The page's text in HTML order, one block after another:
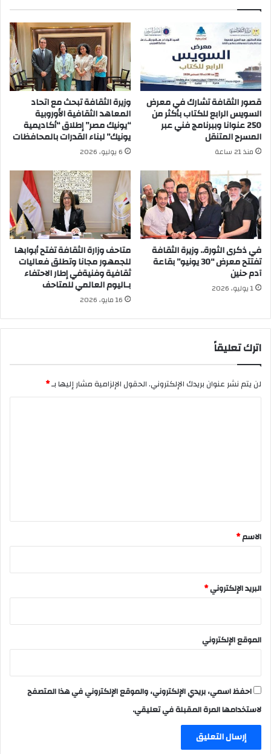
قصور الثقافة تشارك في معرض
السويس الرابع للكتاب بأكثر من
250 عنوانا وببرنامج فني عبر
المسرح المتنقل
منذ 21 ساعة
وزيرة الثقافة تبحث مع اتحاد
المعاهد الثقافية الأوروبية
“يونيك مصر” إطلاق “أكاديمية
يونيك” لبناء القدرات بالمحافظات
6 يوليو، 2026
في ذكرى الثورة.. وزيرة الثقافة
تفتتح معرض “30 يونيو” بقاعة
آدم حنين
1 يوليو، 2026
متاحف وزارة الثقافة تفتح أبوابها
للجمهور مجانا وتطلق فعاليات
ثقافية وفنيةفي إطار الاحتفاء
بـاليوم العالمي للمتاحف
16 مايو، 2026
اترك تعليقاً
لن يتم نشر عنوان بريدك الإلكتروني.الحقول الإلزامية مشار إليها بـ*
*
الاسم*
البريد الإلكتروني*
الموقع الإلكتروني
احفظ اسمي، بريدي الإلكتروني، والموقع الإلكتروني في هذا المتصفح
لاستخدامها المرة المقبلة في تعليقي.